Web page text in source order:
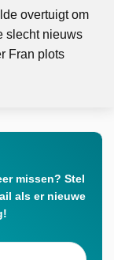
overtuigt om
slecht nieuws
Fran plots
missen? Stel
als er nieuwe